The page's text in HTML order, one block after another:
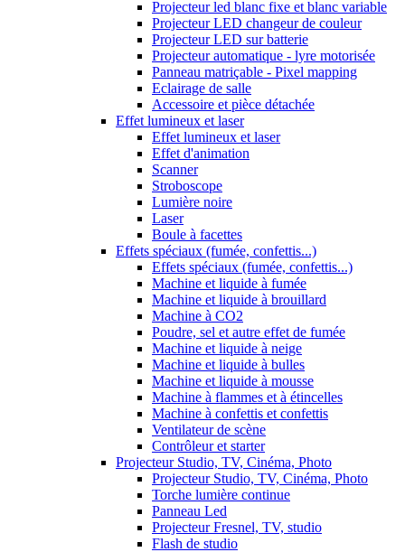
Projecteur led blanc fixe et blanc variable
Projecteur LED changeur de couleur
Projecteur LED sur batterie
Projecteur automatique - lyre motorisée
Panneau matriçable - Pixel mapping
Eclairage de salle
Accessoire et pièce détachée
Effet lumineux et laser
Effet lumineux et laser
Effet d'animation
Scanner
Stroboscope
Lumière noire
Laser
Boule à facettes
Effets spéciaux (fumée, confettis...)
Effets spéciaux (fumée, confettis...)
Machine et liquide à fumée
Machine et liquide à brouillard
Machine à CO2
Poudre, sel et autre effet de fumée
Machine et liquide à neige
Machine et liquide à bulles
Machine et liquide à mousse
Machine à flammes et à étincelles
Machine à confettis et confettis
Ventilateur de scène
Contrôleur et starter
Projecteur Studio, TV, Cinéma, Photo
Projecteur Studio, TV, Cinéma, Photo
Torche lumière continue
Panneau Led
Projecteur Fresnel, TV, studio
Flash de studio